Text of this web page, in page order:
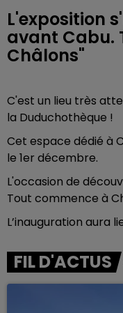
L'exposition
avant Cabu.
Châlons"
C'est un lieu très
la Duduchothèque !
Cet espace dédié à
le 1er décembre.
L'occasion de
Tout commence à
L’inauguration aura
FIL D'ACTUS